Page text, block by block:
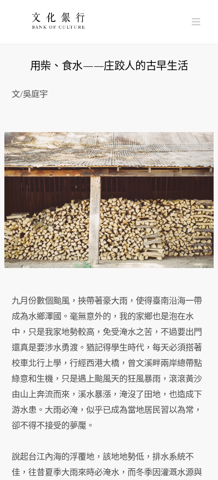
用柴、食水——庄跤人的古早生活
文/吳庭宇
九月份數個颱風，挾帶著豪大雨，使得臺南沿海一帶
成為水鄉澤國。毫無意外的，我的家鄉也是泡在水
中，只是我家地勢較高，免受淹水之苦，不過要出門
還真是要涉水勇渡。猶記得學生時代，每天必須搭著
校車北行上學，行經西港大橋，曾文溪畔兩岸總帶點
綠意和生機，只是遇上颱風天的狂風暴雨，滾滾黃沙
由山上奔流而來，溪水暴漲，淹沒了田地，也造成下
游水患。大雨必淹，似乎已成為當地居民習以為常，
卻不得不接受的夢魘。
說起台江內海的浮覆地，該地地勢低，排水系統不
佳，往昔夏季大雨來時必淹水，而冬季因灌溉水源與